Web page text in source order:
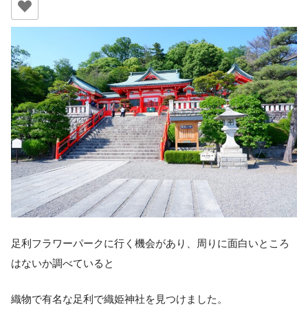
足利フラワーパークに行く機会があり、周りに面白いところ
はないか調べていると
織物で有名な足利で織姫神社を見つけました。